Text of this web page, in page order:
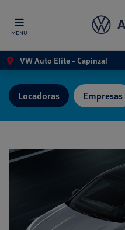
MENU
VW Auto Elite - Capinzal
Empresas
Locadoras